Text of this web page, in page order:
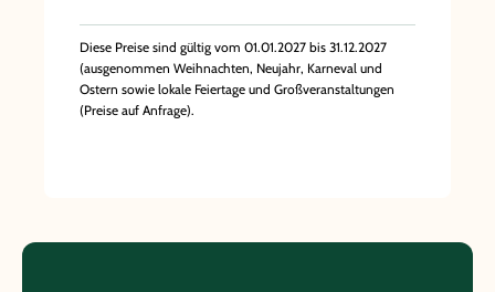
Diese Preise sind gültig vom 01.01.2027 bis 31.12.2027
(ausgenommen Weihnachten, Neujahr, Karneval und
Ostern sowie lokale Feiertage und Großveranstaltungen
(Preise auf Anfrage).